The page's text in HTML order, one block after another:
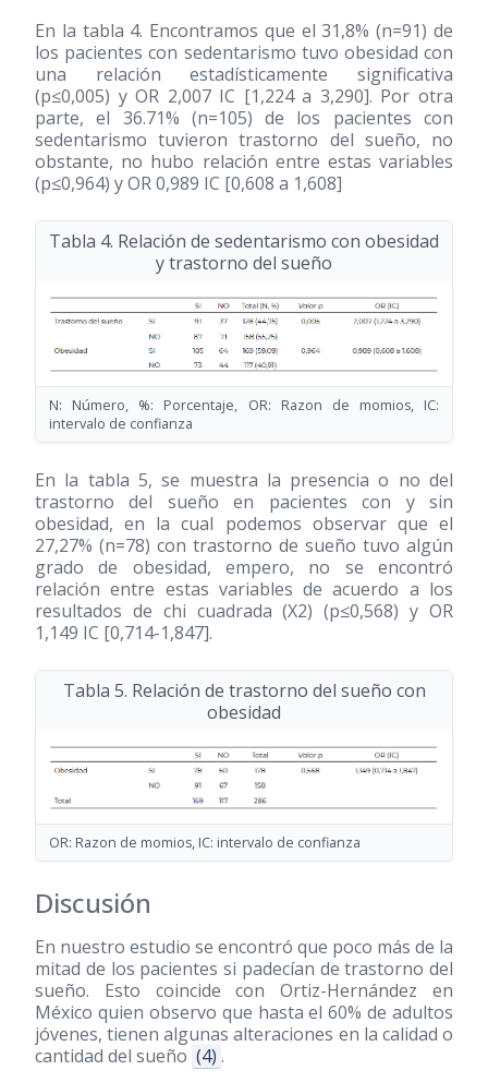
En la tabla 4. Encontramos que el 31,8% (n=91) de
los pacientes con sedentarismo tuvo obesidad con
una relación estadísticamente significativa
(p≤0,005) y OR 2,007 IC [1,224 a 3,290]. Por otra
parte, el 36.71% (n=105) de los pacientes con
sedentarismo tuvieron trastorno del sueño, no
obstante, no hubo relación entre estas variables
(p≤0,964) y OR 0,989 IC [0,608 a 1,608]
Tabla 4. Relación de sedentarismo con obesidad
y trastorno del sueño
N: Número, %: Porcentaje, OR: Razon de momios, IC:
intervalo de confianza
En la tabla 5, se muestra la presencia o no del
trastorno del sueño en pacientes con y sin
obesidad, en la cual podemos observar que el
27,27% (n=78) con trastorno de sueño tuvo algún
grado de obesidad, empero, no se encontró
relación entre estas variables de acuerdo a los
resultados de chi cuadrada (X2) (p≤0,568) y OR
1,149 IC [0,714-1,847].
Tabla 5. Relación de trastorno del sueño con
obesidad
OR: Razon de momios, IC: intervalo de confianza
Discusión
En nuestro estudio se encontró que poco más de la
mitad de los pacientes si padecían de trastorno del
sueño. Esto coincide con Ortiz-Hernández en
México quien observo que hasta el 60% de adultos
jóvenes, tienen algunas alteraciones en la calidad o
cantidad del sueño (4) .